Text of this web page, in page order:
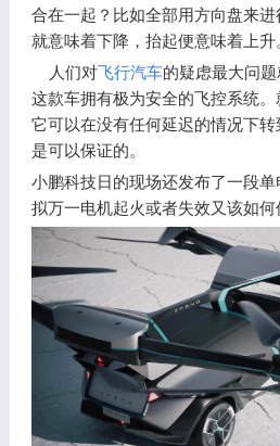
合在一起？比如全部用方向盘来
就意味着下降，抬起便意味着上升
人们对飞行汽车的疑虑最大问题
这款车拥有极为安全的飞控系统。
它可以在没有任何延迟的情况下
是可以保证的。
小鹏科技日的现场还发布了一段
拟万一电机起火或者失效又该如何